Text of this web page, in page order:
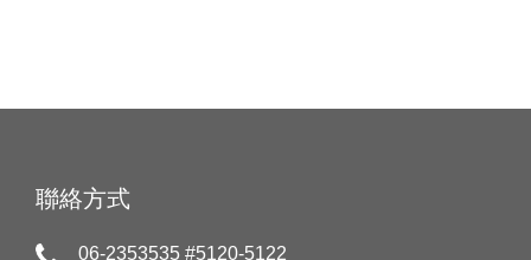
聯絡方式
06-2353535 #5120-5122